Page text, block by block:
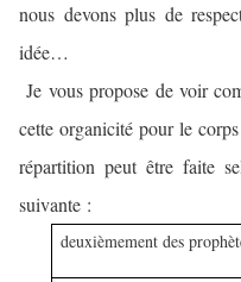
nous devons plus de
idée…
Je vous propose de voir
cette organicité pour le
répartition peut être faite
suivante :
deuxièmement des